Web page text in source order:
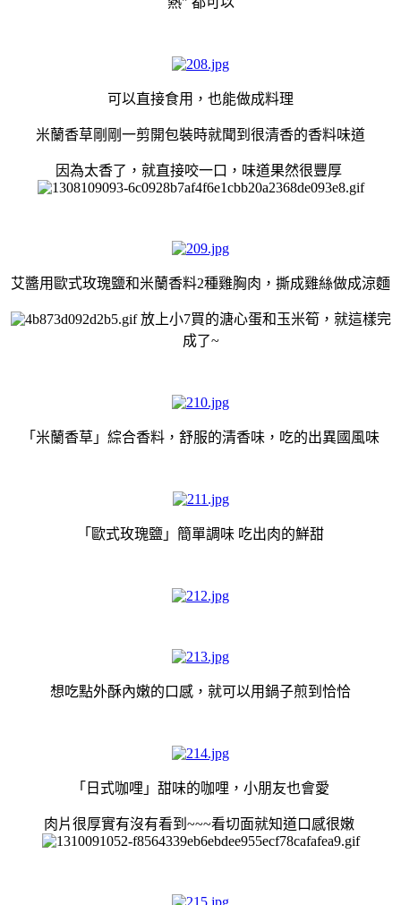
可以直接食用，也能做成料理
米蘭香草剛剛一剪開包裝時就聞到很清香的香料味道
因為太香了，就直接咬一口，味道果然很豐厚
艾醬用歐式玫瑰鹽和米蘭香料2種雞胸肉，撕成雞絲做成涼麵
放上小7買的溏心蛋和玉米筍，就這樣完
成了~
「 米蘭香草」綜合香料，舒服的清香味，吃的出異國風味
「歐式玫瑰鹽 」 簡單調味 吃出肉的鮮甜
想吃點外酥內嫩的口感， 就可以用鍋子煎到恰恰
「 日式咖哩 」甜味的咖哩，小朋友也會愛
肉片很厚實有沒有看到~~~看切面就知道口感很嫩